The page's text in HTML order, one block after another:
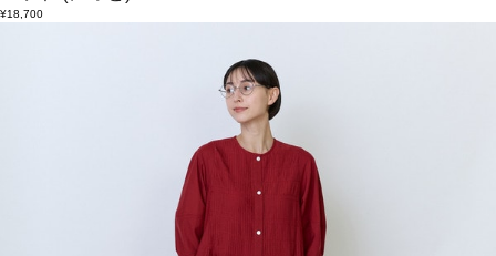
¥18,700